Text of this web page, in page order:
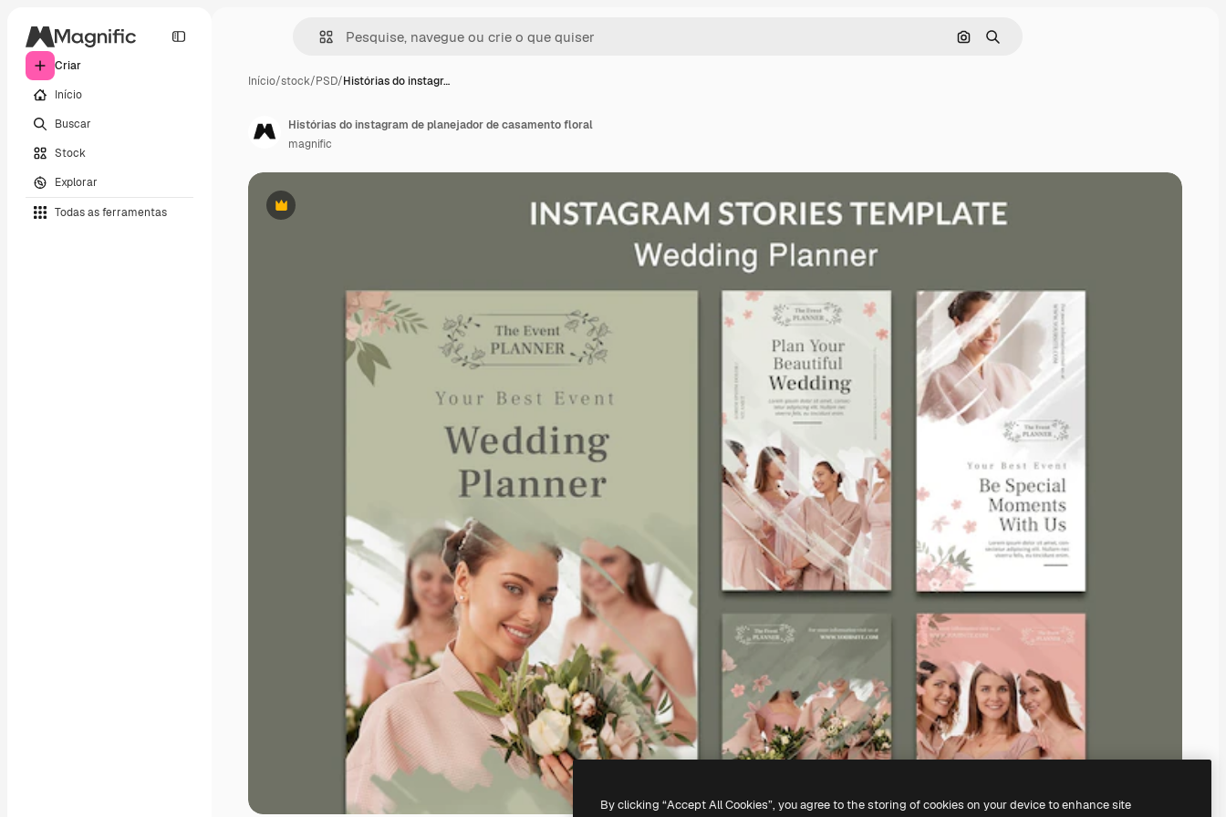
Criar
Início
Buscar
Stock
Explorar
Todas as ferramentas
Pesquisar por imagem
Buscar
Início/stock/PSD/Histórias do instagr…
Premium
Histórias do instagram de planejador de casamento floral
magnific
By clicking “Accept All Cookies”, you agree to the storing of cookies on your device to enhance site